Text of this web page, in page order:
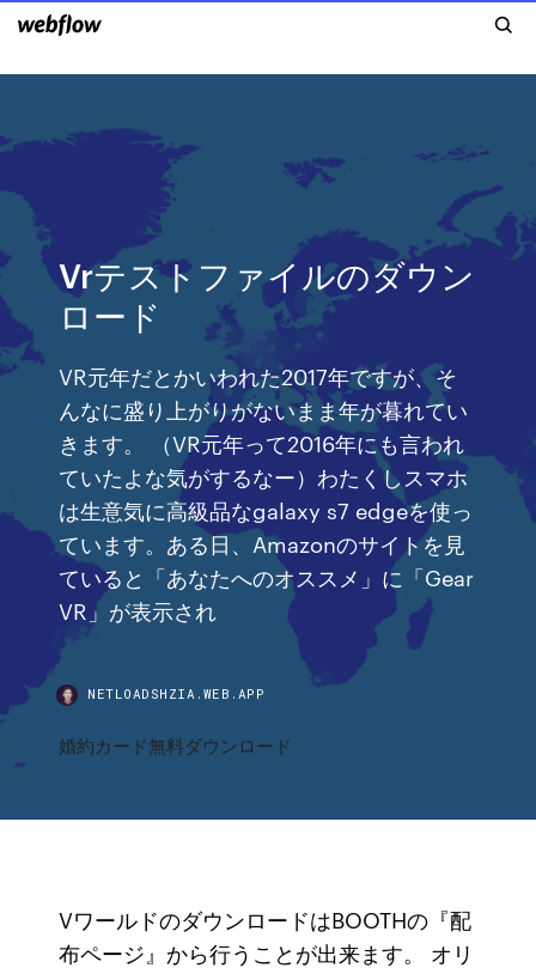
Vrテストファイルのダウン
ロード
VR元年だとかいわれた2017年ですが、そ
んなに盛り上がりがないまま年が暮れてい
きます。 （VR元年って2016年にも言われ
ていたよな気がするなー）わたくしスマホ
は生意気に高級品なgalaxy s7 edgeを使っ
ています。ある日、Amazonのサイトを見
ていると「あなたへのオススメ」に「Gear
VR」が表示され
NETLOADSHZIA.WEB.APP
婚約カード無料ダウンロード
VワールドのダウンロードはBOOTHの『配
布ページ』から行うことが出来ます。 オリ